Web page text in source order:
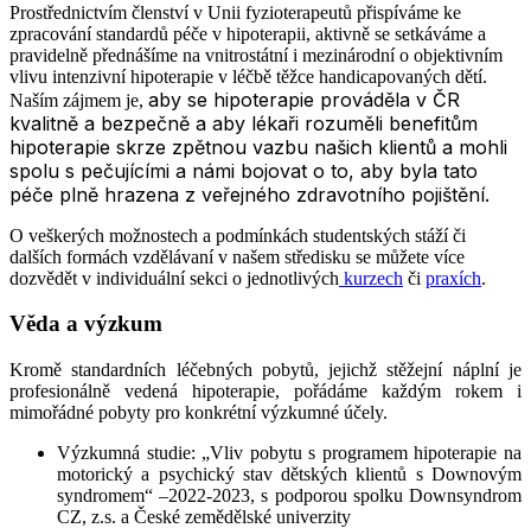
Prostřednictvím členství v Unii fyzioterapeutů přispíváme ke
zpracování standardů péče v hipoterapii, aktivně se setkáváme a
pravidelně přednášíme na vnitrostátní i mezinárodní o objektivním
vlivu intenzivní hipoterapie v léčbě těžce handicapovaných dětí.
Naším zájmem je, aby se hipoterapie prováděla v ČR
kvalitně a bezpečně a aby lékaři rozuměli benefitům
hipoterapie skrze zpětnou vazbu našich klientů a mohli
spolu s pečujícími a námi bojovat o to, aby byla tato
péče plně hrazena z veřejného zdravotního pojištění.
O veškerých možnostech a podmínkách studentských stáží či
dalších formách vzdělávaní v našem středisku se můžete více
dozvědět v individuální sekci o jednotlivých kurzech či praxích.
Věda a výzkum
Kromě standardních léčebných pobytů, jejichž stěžejní náplní je
profesionálně vedená hipoterapie, pořádáme každým rokem i
mimořádné pobyty pro konkrétní výzkumné účely.
Výzkumná studie: „Vliv pobytu s programem hipoterapie na
motorický a psychický stav dětských klientů s Downovým
syndromem“ –2022-2023, s podporou spolku Downsyndrom
CZ, z.s. a České zemědělské univerzity